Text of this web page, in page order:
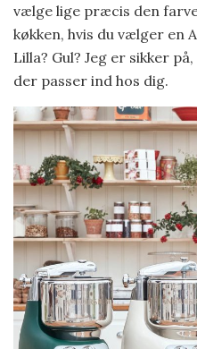
vælge lige præcis den
køkken, hvis du vælger en
Lilla? Gul? Jeg er sikker
der passer ind hos dig.